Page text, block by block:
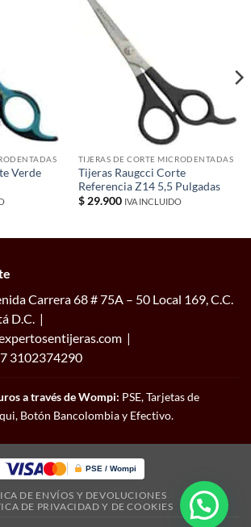
Verde
TIJERAS DE CORTE MICRODENTADAS
Tijeras Raugcci Corte
Referencia Z14 5,5 Pulgadas
$29.900 IVA INCLUIDO
Carrera 68 # 75A – 50 Local 169, C.C.
D.C. |
|
3102374290
a través de Wompi: PSE, Tarjetas de
Botón Bancolombia y Efectivo.
PSE / Wompi
DE ENVÍOS Y DEVOLUCIONES
DE PRIVACIDAD Y DE COOKIES